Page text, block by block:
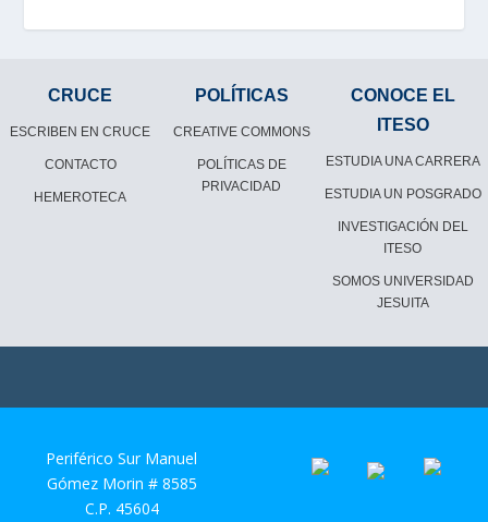
CRUCE
ESCRIBEN EN CRUCE
CONTACTO
HEMEROTECA
POLÍTICAS
CREATIVE COMMONS
POLÍTICAS DE
PRIVACIDAD
CONOCE EL
ITESO
ESTUDIA UNA CARRERA
ESTUDIA UN POSGRADO
INVESTIGACIÓN DEL
ITESO
SOMOS UNIVERSIDAD
JESUITA
Periférico Sur Manuel
Gómez Morin # 8585
C.P. 45604